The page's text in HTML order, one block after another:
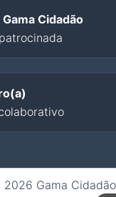
Cidadão
Gama